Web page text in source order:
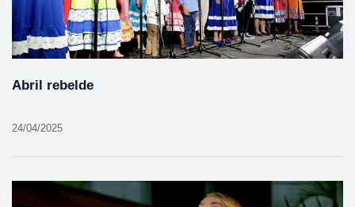
Abril rebelde
24/04/2025